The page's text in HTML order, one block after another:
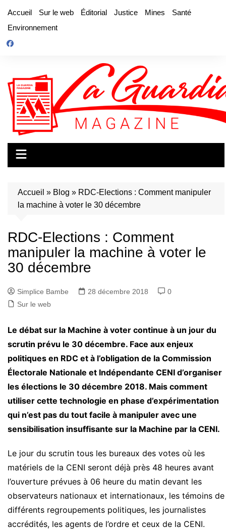
contenu
Accueil Sur le web Éditorial Justice Mines
Santé
Environnement
Accueil » Blog » RDC-Elections : Comment manipuler
la machine à voter le 30 décembre
RDC-Elections : Comment
manipuler la machine à voter le
30 décembre
Simplice Bambe 28 décembre 2018
0
Sur le web
Le débat sur la Machine à voter continue à un jour du
scrutin prévu le 30 décembre. Face aux enjeux
politiques en RDC et à l’obligation de la Commission
Électorale Nationale et Indépendante CENI d’organiser
les élections le 30 décembre 2018. Mais comment
utiliser cette technologie en phase d’expérimentation
qui n’est pas du tout facile à manipuler avec une
sensibilisation insuffisante sur la Machine par la CENI.
Le jour du scrutin tous les bureaux des votes où les
matériels de la CENI seront déjà près 48 heures avant
l’ouverture prévues à 06 heure du matin devant les
observateurs nationaux et internationaux, les témoins de
différents regroupements politiques, les journalistes
accrédités, les agents de l’ordre et ceux de la CENI.